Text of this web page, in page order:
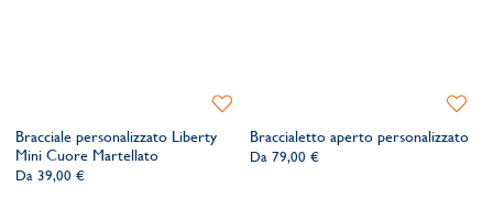
Bracciale personalizzato Liberty
Mini Cuore Martellato
Da 39,00 €
Aggiungi
lista
Braccialetto aperto personalizzato
Da 79,00 €
lista